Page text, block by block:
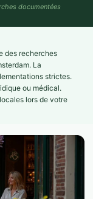
documentées
des recherches
La
strictes.
ou médical.
lors de votre